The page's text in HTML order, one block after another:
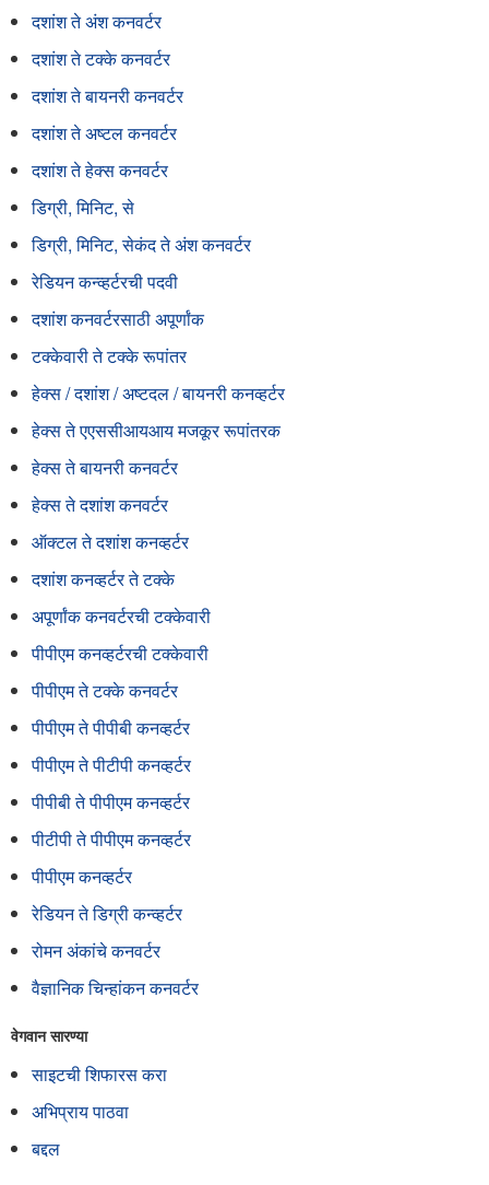
दशांश ते अंश कनवर्टर
दशांश ते टक्के कनवर्टर
दशांश ते बायनरी कनवर्टर
दशांश ते अष्टल कनवर्टर
दशांश ते हेक्स कनवर्टर
डिग्री, मिनिट, से
डिग्री, मिनिट, सेकंद ते अंश कनवर्टर
रेडियन कन्व्हर्टरची पदवी
दशांश कनवर्टरसाठी अपूर्णांक
टक्केवारी ते टक्के रूपांतर
हेक्स / दशांश / अष्टदल / बायनरी कनव्हर्टर
हेक्स ते एएससीआयआय मजकूर रूपांतरक
हेक्स ते बायनरी कनवर्टर
हेक्स ते दशांश कनवर्टर
ऑक्टल ते दशांश कनव्हर्टर
दशांश कनव्हर्टर ते टक्के
अपूर्णांक कनवर्टरची टक्केवारी
पीपीएम कनव्हर्टरची टक्केवारी
पीपीएम ते टक्के कनवर्टर
पीपीएम ते पीपीबी कनव्हर्टर
पीपीएम ते पीटीपी कनव्हर्टर
पीपीबी ते पीपीएम कनव्हर्टर
पीटीपी ते पीपीएम कनव्हर्टर
पीपीएम कनव्हर्टर
रेडियन ते डिग्री कन्व्हर्टर
रोमन अंकांचे कनवर्टर
वैज्ञानिक चिन्हांकन कनवर्टर
वेगवान सारण्या
साइटची शिफारस करा
अभिप्राय पाठवा
बद्दल